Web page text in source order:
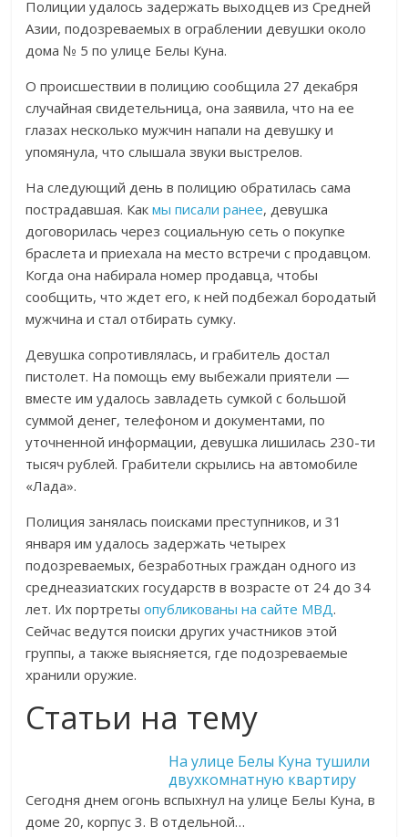
Полиции удалось задержать выходцев из Средней
Азии, подозреваемых в ограблении девушки около
дома № 5 по улице Белы Куна.
О происшествии в полицию сообщила 27 декабря
случайная свидетельница, она заявила, что на ее
глазах несколько мужчин напали на девушку и
упомянула, что слышала звуки выстрелов.
На следующий день в полицию обратилась сама
пострадавшая. Какмы писали ранее, девушка
договорилась через социальную сеть о покупке
браслета и приехала на место встречи с продавцом.
Когда она набирала номер продавца, чтобы
сообщить, что ждет его, к ней подбежал бородатый
мужчина и стал отбирать сумку.
Девушка сопротивлялась, и грабитель достал
пистолет. На помощь ему выбежали приятели —
вместе им удалось завладеть сумкой с большой
суммой денег, телефоном и документами, по
уточненной информации, девушка лишилась 230-ти
тысяч рублей. Грабители скрылись на автомобиле
«Лада».
Полиция занялась поисками преступников, и 31
января им удалось задержать четырех
подозреваемых, безработных граждан одного из
среднеазиатских государств в возрасте от 24 до 34
лет. Их портретыопубликованы на сайте МВД.
Сейчас ведутся поиски других участников этой
группы, а также выясняется, где подозреваемые
хранили оружие.
Статьи на тему
На улице Белы Куна тушили
двухкомнатную квартиру
Сегодня днем огонь вспыхнул на улице Белы Куна, в
доме 20, корпус 3. В отдельной…